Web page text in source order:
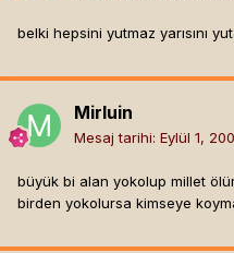
belki hepsini yutmaz yarısını
Mirluin
Mesaj tarihi: Eylül 1,
büyük bi alan yokolup millet
birden yokolursa kimseye